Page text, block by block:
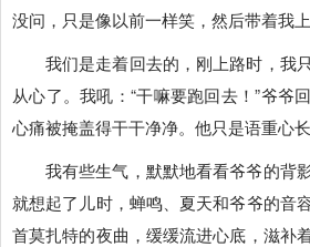
没问，只是像以前一样笑，然后带着我上
我们是走着回去的，刚上路时，我
从心了。我吼：“干嘛要跑回去！”爷爷
心痛被掩盖得干干净净。他只是语重心
我有些生气，默默地看看爷爷的背
就想起了儿时，蝉鸣、夏天和爷爷的音
首莫扎特的夜曲，缓缓流进心底， 滋补